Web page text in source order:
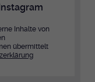
Inhalte von
übermittelt